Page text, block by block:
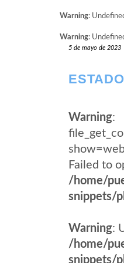
Warning:
Warning:
5 de mayo de 2023
Warning:
Failed to
/home/
snippets/
Warning:
/home/
snippets/